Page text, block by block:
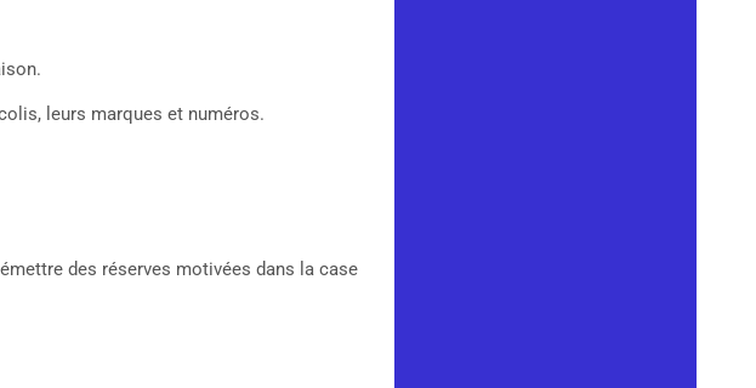
leurs marques et numéros.
émettre des réserves motivées dans la case